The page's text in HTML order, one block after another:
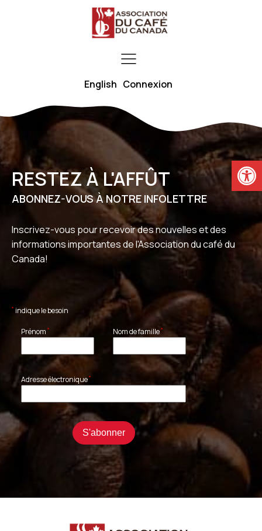
Ouvrir
English Connexion
RESTEZ À L'AFFÛT
ABONNEZ-VOUS À NOTRE INFOLETTRE
Inscrivez-vous pour recevoir des nouvelles et des
informations importantes de l'Association du café du
Canada!
* indique le besoin
Prénom * Nom de famille*
Adresse électronique*